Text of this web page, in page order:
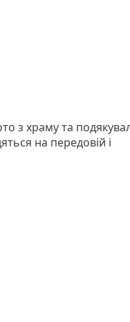
з храму та
на передовій і